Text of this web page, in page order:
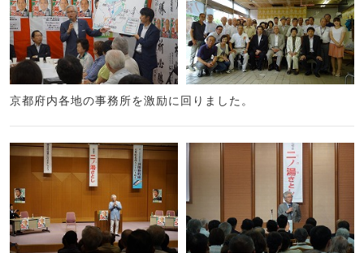
京都府内各地の事務所を激励に回りました。